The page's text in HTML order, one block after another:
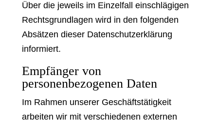
Über die jeweils im Einzelfall einschlägigen
Rechtsgrundlagen wird in den folgenden
Absätzen dieser Datenschutzerklärung
informiert.
Empfänger von
personenbezogenen Daten
Im Rahmen unserer Geschäftstätigkeit
arbeiten wir mit verschiedenen externen